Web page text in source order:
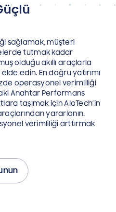
sağlamak, müşteri
tutmak kadar
olduğu akıllı araçlarla
edin. En doğru yatırımı
operasyonel verimliliği
Anahtar Performans
taşımak için AloTech’in
yararlanın.
verimliliği arttırmak